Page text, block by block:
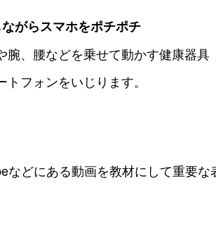
がらスマホをポチポチ
腕、腰などを乗せて動かす健康器
フォンをいじります。
などにある動画を教材にして重要